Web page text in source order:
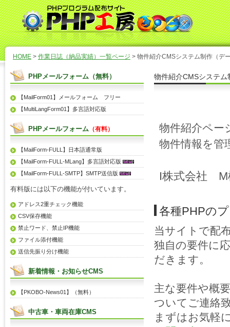
HOME > 作業日誌（納品実績）一覧ページ > 物件紹介CMSシステム制作（デ
物件紹介CMSシステ
物件紹介ペー
物件情報を管
I株式会社
各種PHPの
当サイトで配
独自の要件に
だきます。
主な要件や概
ついてご連絡
まずはお気軽
PHPメールフォーム（無料）
【MailForm01】メールフォーム フリー
【MultiLangForm01】多言語対応版
PHPメールフォーム （有料）
【MailForm-FULL】日本語通常版
【MailForm-FULL-MLang】多言語対応版
【MailForm-FULL-SMTP】SMTP送信版
有料版には以下の機能が付いています。
アドレス2重チェック機能
CSV保存機能
禁止ワード、禁止IP機能
ファイル添付機能
送信先振り分け機能
新着情報・お知らせCMS
【PKOBO-News01】（無料）
中古車・車両在庫CMS